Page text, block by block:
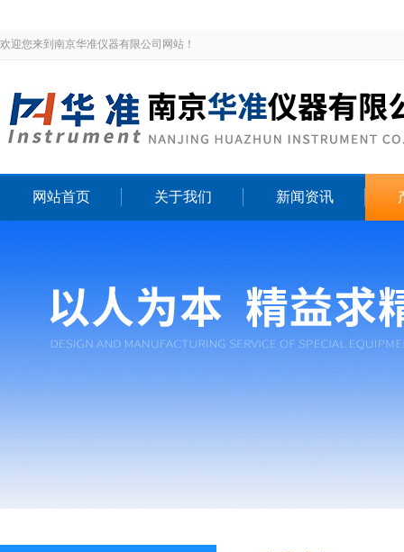
欢迎您来到南京华准仪器有限公司网站！
网站首页 关于我们 新闻资讯